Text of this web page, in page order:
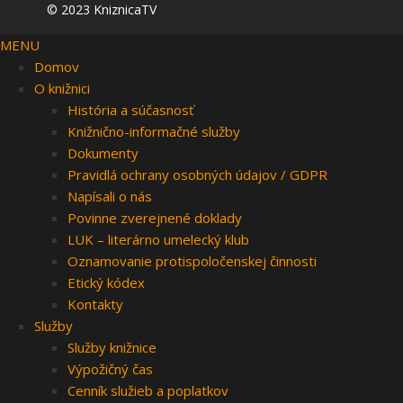
© 2023 KniznicaTV
MENU
Domov
O knižnici
História a súčasnosť
Knižnično-informačné služby
Dokumenty
Pravidlá ochrany osobných údajov / GDPR
Napísali o nás
Povinne zverejnené doklady
LUK – literárno umelecký klub
Oznamovanie protispoločenskej činnosti
Etický kódex
Kontakty
Služby
Služby knižnice
Výpožičný čas
Cenník služieb a poplatkov